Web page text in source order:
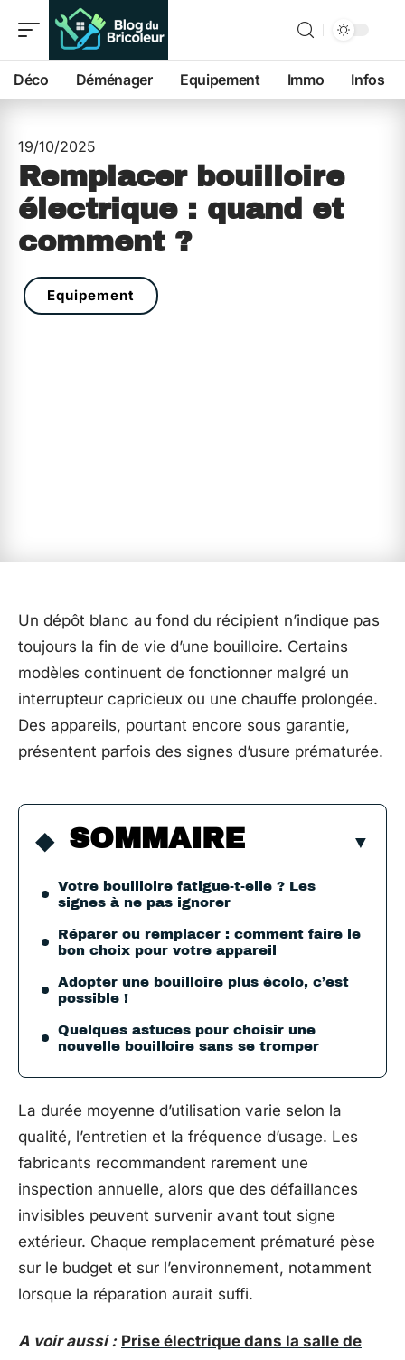
Déco Déménager Equipement Immo Infos
19/10/2025
Remplacer bouilloire
électrique : quand et
comment ?
Equipement
Un dépôt blanc au fond du récipient n’indique pas
toujours la fin de vie d’une bouilloire. Certains
modèles continuent de fonctionner malgré un
interrupteur capricieux ou une chauffe prolongée.
Des appareils, pourtant encore sous garantie,
présentent parfois des signes d’usure prématurée.
SOMMAIRE
Votre bouilloire fatigue-t-elle ? Les
signes à ne pas ignorer
Réparer ou remplacer : comment faire le
bon choix pour votre appareil
Adopter une bouilloire plus écolo, c’est
possible !
Quelques astuces pour choisir une
nouvelle bouilloire sans se tromper
La durée moyenne d’utilisation varie selon la
qualité, l’entretien et la fréquence d’usage. Les
fabricants recommandent rarement une
inspection annuelle, alors que des défaillances
invisibles peuvent survenir avant tout signe
extérieur. Chaque remplacement prématuré pèse
sur le budget et sur l’environnement, notamment
lorsque la réparation aurait suffi.
A voir aussi : Prise électrique dans la salle de